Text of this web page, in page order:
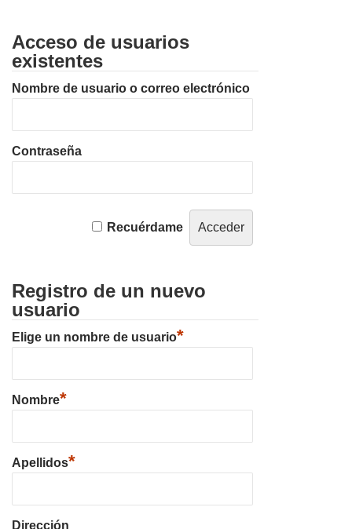
Acceso de usuarios
existentes
Nombre de usuario o correo electrónico
Contraseña
Recuérdame
Registro de un nuevo
usuario
Elige un nombre de usuario*
Nombre*
Apellidos*
Dirección